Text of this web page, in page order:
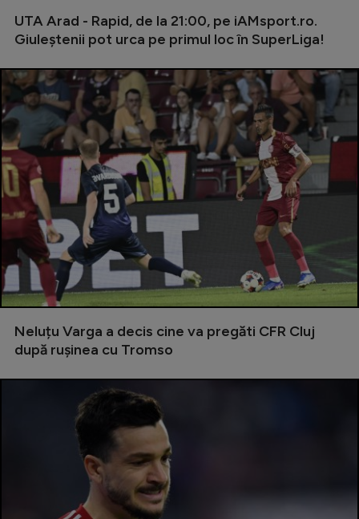
Ligue 1
Starurile fotbalului
EURO 2024
Stranieri
Clasamente
Tenis
Handbal
Formula 1
Gimnastică
Ciclism
Alte sporturi
UTA Arad - Rapid, de la 21:00, pe iAMsport.ro.
Giuleștenii pot urca pe primul loc în SuperLiga!
Neluțu Varga a decis cine va pregăti CFR Cluj
după rușinea cu Tromso